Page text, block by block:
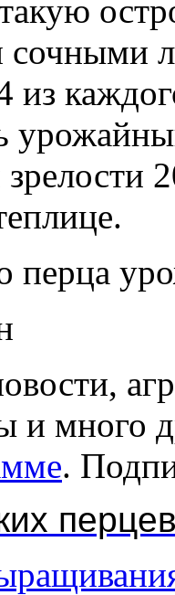
из
зрелости
перца
и много
.